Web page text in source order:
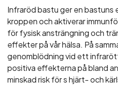
Infraröd bastu ger en bastuns
kroppen och aktiverar
för fysisk ansträngning och
effekter på vår hälsa. På
genomblödning vid ett
positiva effekterna på bland
minskad risk för s hjärt- och